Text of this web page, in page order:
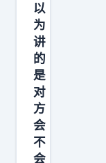
，
一
个
女
子
先
凭
双
以
为
讲
的
是
对
方
会
不
会